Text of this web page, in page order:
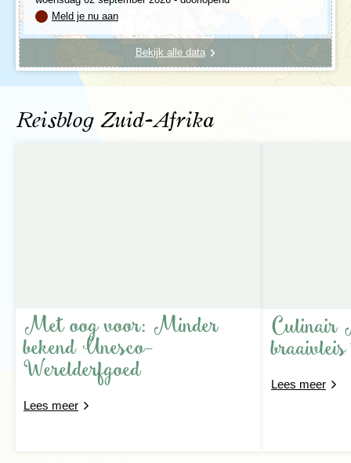
Meld je nu aan
Bekijk alle data
Reisblog Zuid-Afrika
Met oog voor: Minder
bekend Unesco-
Werelderfgoed
Lees meer
Culinair
Lees meer